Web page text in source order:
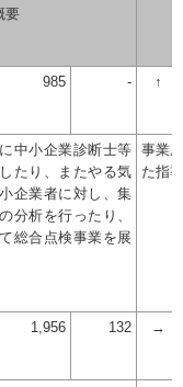
要
985 - ↑
中小企業診断士等
たり、またやる気
企業者に対し、集
分析を行ったり、
総合点検事業を展
事業
た指
1,956 132 →